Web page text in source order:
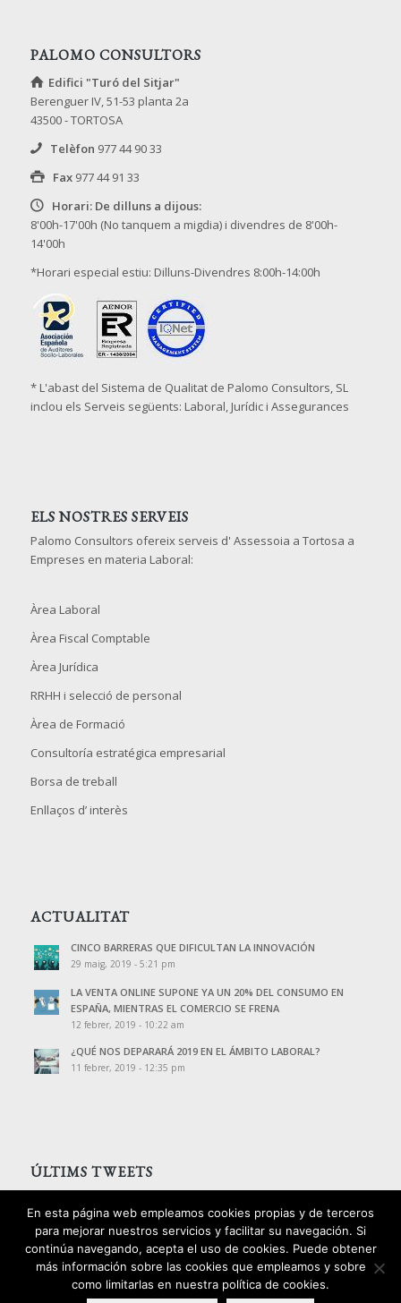
PALOMO CONSULTORS
Edifici "Turó del Sitjar"
Berenguer IV, 51-53 planta 2a
43500 - TORTOSA
Telèfon 977 44 90 33
Fax 977 44 91 33
Horari: De dilluns a dijous:
8'00h-17'00h (No tanquem a migdia) i divendres de 8'00h-
14'00h
*Horari especial estiu: Dilluns-Divendres 8:00h-14:00h
* L'abast del Sistema de Qualitat de Palomo Consultors, SL
inclou els Serveis següents: Laboral, Jurídic i Assegurances
ELS NOSTRES SERVEIS
Palomo Consultors ofereix serveis d' Assessoia a Tortosa a
Empreses en materia Laboral:
Àrea Laboral
Àrea Fiscal Comptable
Àrea Jurídica
RRHH i selecció de personal
Àrea de Formació
Consultoría estratégica empresarial
Borsa de treball
Enllaços d’ interès
ACTUALITAT
CINCO BARRERAS QUE DIFICULTAN LA INNOVACIÓN
29 maig, 2019 - 5:21 pm
LA VENTA ONLINE SUPONE YA UN 20% DEL CONSUMO EN
ESPAÑA, MIENTRAS EL COMERCIO SE FRENA
12 febrer, 2019 - 10:22 am
¿QUÉ NOS DEPARARÁ 2019 EN EL ÁMBITO LABORAL?
11 febrer, 2019 - 12:35 pm
ÚLTIMS TWEETS
Tweets de @PalomoAssessors
2016 © Copyright - Palomo Consultors
En esta página web empleamos cookies propias y de terceros
para mejorar nuestros servicios y facilitar su navegación. Si
continúa navegando, acepta el uso de cookies. Puede obtener
más información sobre las cookies que empleamos y sobre
como limitarlas en nuestra política de cookies.